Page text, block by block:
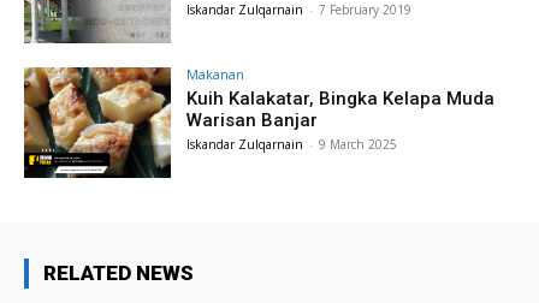
Iskandar Zulqarnain - 7 February 2019
Makanan
Kuih Kalakatar, Bingka Kelapa Muda
Warisan Banjar
Iskandar Zulqarnain - 9 March 2025
RELATED NEWS